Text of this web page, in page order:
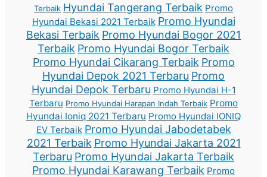
Terbaik Hyundai Tangerang Terbaik Promo
Hyundai Bekasi 2021 Terbaik Promo Hyundai
Bekasi Terbaik Promo Hyundai Bogor 2021
Terbaik Promo Hyundai Bogor Terbaik
Promo Hyundai Cikarang Terbaik Promo
Hyundai Depok 2021 Terbaru Promo
Hyundai Depok Terbaru Promo Hyundai H-1
Terbaru Promo Hyundai Harapan Indah Terbaik Promo
Hyundai Ioniq 2021 Terbaru Promo Hyundai IONIQ
EV Terbaik Promo Hyundai Jabodetabek
2021 Terbaik Promo Hyundai Jakarta 2021
Terbaru Promo Hyundai Jakarta Terbaik
Promo Hyundai Karawang Terbaik Promo